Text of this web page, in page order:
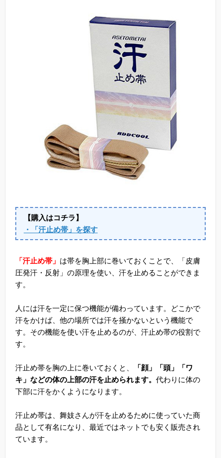
【購入はコチラ】
・「汗止め帯」を探す
「汗止め帯」 は帯を胸上部に巻いておくことで、「皮膚
圧発汗・反射」の原理を使い、汗を止めることができま
す。
人には汗を一定に保つ機能が備わっています。どこかで
汗をかけば、他の場所では汗を掻かないという機能で
す。その機能を使い汗を止めるのが、汗止め帯の役割で
す。
汗止め帯を胸の上に巻いておくと、
「顔」「頭」「ワ
キ」などの体の上部の汗を止められます。 代わりに体の
下部に汗をかくようになります。
汗止め帯は、舞妓さんが汗を止めるために使っていた商
品として有名になり、最近ではネットでも安く販売され
ています。